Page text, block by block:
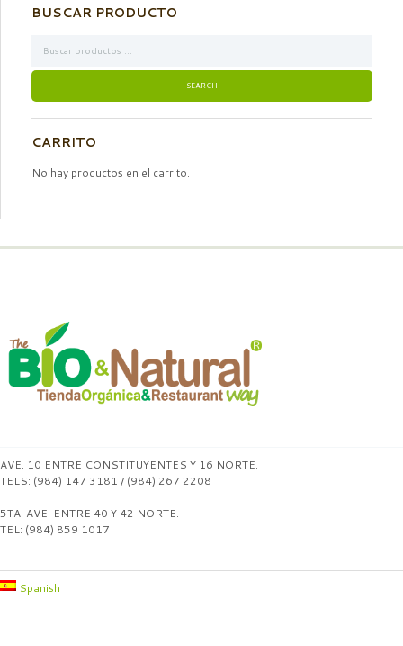
BUSCAR PRODUCTO
CARRITO
No hay productos en el carrito.
AVE. 10 ENTRE CONSTITUYENTES Y 16 NORTE.
TELS: (984) 147 3181 / (984) 267 2208
5TA. AVE. ENTRE 40 Y 42 NORTE.
TEL: (984) 859 1017
Spanish